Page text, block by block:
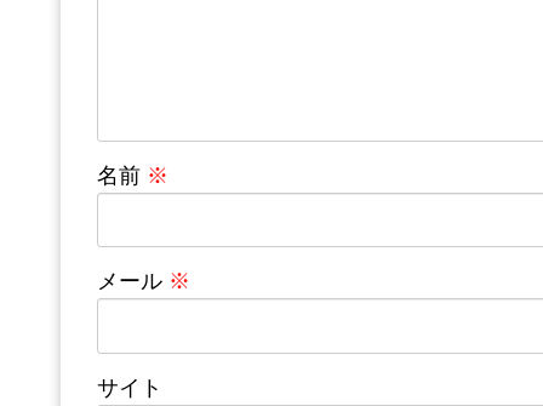
名前 ※
メール ※
サイト